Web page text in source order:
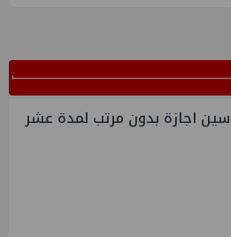
اجازة بدون مرتب لمدة عشر